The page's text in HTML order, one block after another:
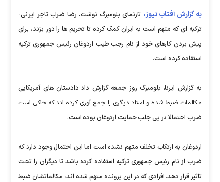
به گزارش آفتاب نیوز، تارنمای بلومبرگ نوشت، رضا ضراب تاجر ایرانی-
ترکیه ای که متهم است به ایران کمک کرده تا تحریم ها را دور بزند، برای
پیش بردن کارهای خود از نام رجب طیب اردوغان رئیس جمهوری ترکیه
استفاده کرده است.
به گزارش ایرنا، بلومبرگ روز جمعه گزارش داد دادستان های آمریکایی
مکالمات ضبط شده و اسناد دیگری را جمع آوری کرده اند که حاکی است
ضراب احتمالا در پی جلب حمایت اردوغان بوده است.
اردوغان به ارتکاب تخلف متهم نشده است اما این احتمال وجود دارد که
ضراب از نام رئیس جمهوری ترکیه استفاده کرده باشد تا دیگران را تحت
تاثیر قرار دهد. افرادی که در این پرونده متهم شده اند، مکالماتشان ضبط